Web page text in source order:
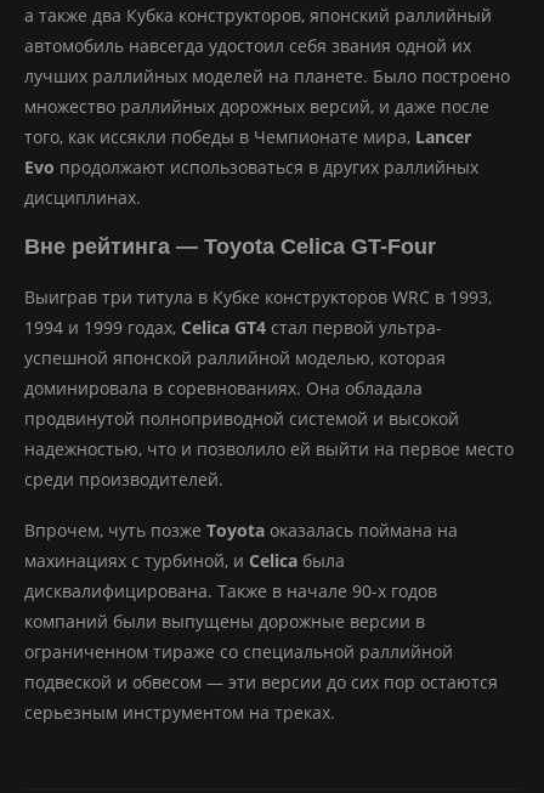
а также два Кубка конструкторов, японский раллийный
автомобиль навсегда удостоил себя звания одной их
лучших раллийных моделей на планете. Было построено
множество раллийных дорожных версий, и даже после
того, как иссякли победы в Чемпионате мира, Lancer
Evo продолжают использоваться в других раллийных
дисциплинах.
Вне рейтинга — Toyota Celica GT-Four
Выиграв три титула в Кубке конструкторов WRC в 1993,
1994 и 1999 годах, Celica GT4 стал первой ультра-
успешной японской раллийной моделью, которая
доминировала в соревнованиях. Она обладала
продвинутой полноприводной системой и высокой
надежностью, что и позволило ей выйти на первое место
среди производителей.
Впрочем, чуть позже Toyota оказалась поймана на
махинациях с турбиной, и Celica была
дисквалифицирована. Также в начале 90-х годов
компаний были выпущены дорожные версии в
ограниченном тираже со специальной раллийной
подвеской и обвесом — эти версии до сих пор остаются
серьезным инструментом на треках.